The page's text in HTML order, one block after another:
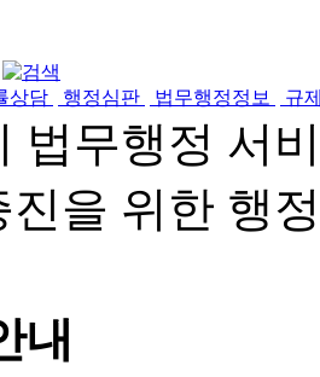
상담 행정심판 법무행정정보 규
법무행정 서
을 위한 행
내